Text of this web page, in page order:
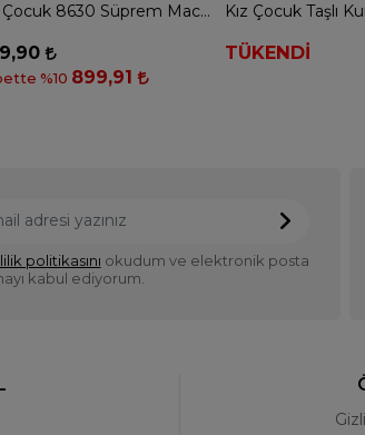
Kız Çocuk 8630 Süprem Macha Tshirt - SİYAH
%10 899,91
TÜKENDİ
politikasını okudum ve elektronik posta
kabul ediyorum.